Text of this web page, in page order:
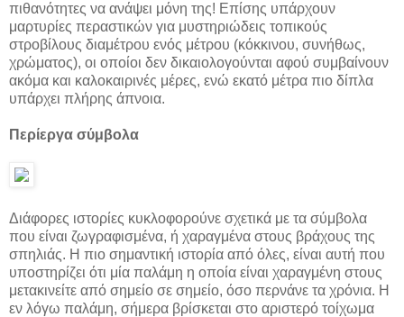
πιθανότητες να ανάψει μόνη της! Επίσης υπάρχουν
μαρτυρίες περαστικών για μυστηριώδεις τοπικούς
στροβίλους διαμέτρου ενός μέτρου (κόκκινου, συνήθως,
χρώματος), οι οποίοι δεν δικαιολογούνται αφού συμβαίνουν
ακόμα και καλοκαιρινές μέρες, ενώ εκατό μέτρα πιο δίπλα
υπάρχει πλήρης άπνοια.
Περίεργα σύμβολα
Διάφορες ιστορίες κυκλοφορούνε σχετικά με τα σύμβολα
που είναι ζωγραφισμένα, ή χαραγμένα στους βράχους της
σπηλιάς. Η πιο σημαντική ιστορία από όλες, είναι αυτή που
υποστηρίζει ότι μία παλάμη η οποία είναι χαραγμένη στους
μετακινείτε από σημείο σε σημείο, όσο περνάνε τα χρόνια. Η
εν λόγω παλάμη, σήμερα βρίσκεται στο αριστερό τοίχωμα